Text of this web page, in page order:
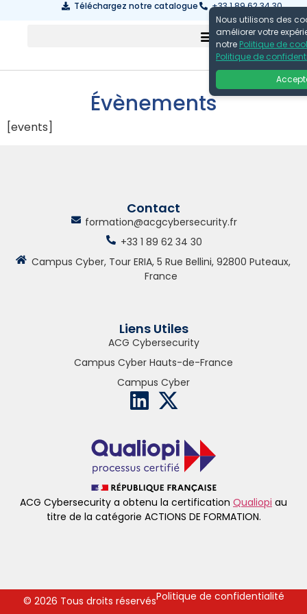
Téléchargez notre catalogue +33 1 89 62 34 30
Évènements
[events]
ACG Cybersecurity a obtenu la certification Qualiopi au
titre de la catégorie ACTIONS DE FORMATION.
Liens Utiles
ACG Cybersecurity
Campus Cyber Hauts-de-France
Campus Cyber
Contact
formation@acgcybersecurity.fr
+33 1 89 62 34 30
Campus Cyber, Tour ERIA, 5 Rue Bellini, 92800 Puteaux,
France
© 2026 Tous droits réservésPolitique de confidentialité
Nous utilisons des
améliorer votre
notre Politique de
Politique de